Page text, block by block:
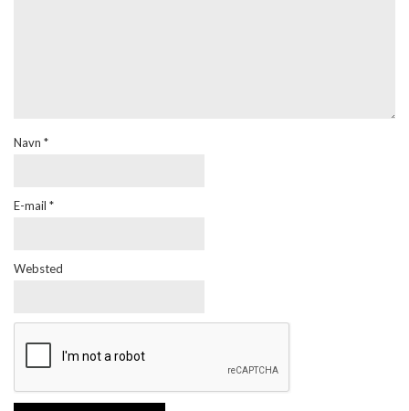
Navn *
E-mail *
Websted